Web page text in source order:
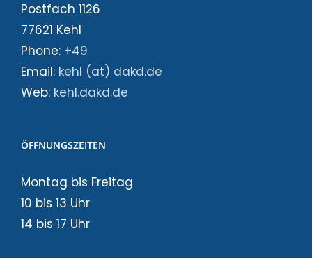
Postfach 1126
77621 Kehl
Phone: +49
Email: kehl (at) dakd.de
Web: kehl.dakd.de
ÖFFNUNGSZEITEN
Montag bis Freitag
10 bis 13 Uhr
14 bis 17 Uhr